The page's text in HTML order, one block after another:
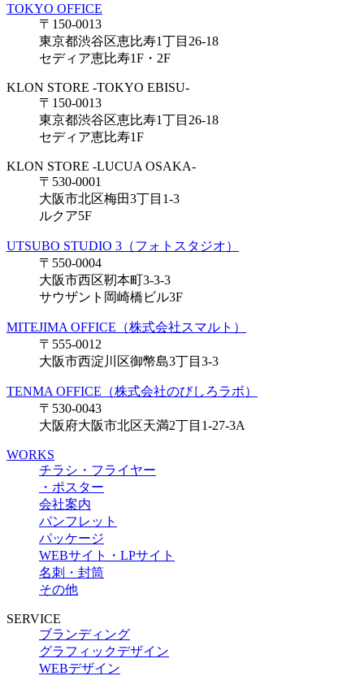
TOKYO OFFICE
〒150-0013
東京都渋谷区恵比寿1丁目26-18
セディア恵比寿1F・2F
KLON STORE -TOKYO EBISU-
〒150-0013
東京都渋谷区恵比寿1丁目26-18
セディア恵比寿1F
KLON STORE -LUCUA OSAKA-
〒530-0001
大阪市北区梅田3丁目1-3
ルクア5F
UTSUBO STUDIO 3（フォトスタジオ）
〒550-0004
大阪市西区靭本町3-3-3
サウザント岡崎橋ビル3F
MITEJIMA OFFICE（株式会社スマルト）
〒555-0012
大阪市西淀川区御幣島3丁目3-3
TENMA OFFICE（株式会社のびしろラボ）
〒530-0043
大阪府大阪市北区天満2丁目1-27-3A
WORKS
チラシ・フライヤー
・ポスター
会社案内
パンフレット
パッケージ
WEBサイト・LPサイト
名刺・封筒
その他
SERVICE
ブランディング
グラフィックデザイン
WEBデザイン